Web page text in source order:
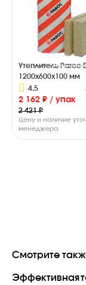
Утеплитель Paroc
1200х600х100 мм
4.5
2 162 ₽ / упак
2 421 ₽
Цену и наличие
менеджера
Смотрите
Эффективная